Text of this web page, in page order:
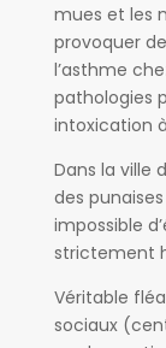
mues et les
provoquer
l’asthme
pathologies
intoxication
Dans la ville
des
impossible
strictement
Véritable
sociaux